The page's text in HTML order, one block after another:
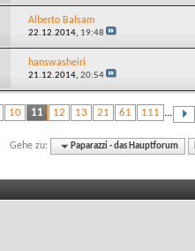
Alberto Balsam
22.12.2014, 19:48
hanswasheiri
21.12.2014,20:54
10 11 12 13 21 61 111 ...
Gehe zu: Paparazzi - das Hauptforum